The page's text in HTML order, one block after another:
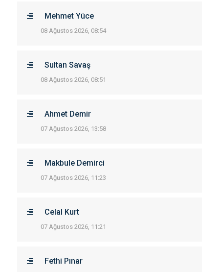
Mehmet Yüce
08 Ağustos 2026, 08:54
Sultan Savaş
08 Ağustos 2026, 08:51
Ahmet Demir
07 Ağustos 2026, 13:58
Makbule Demirci
07 Ağustos 2026, 11:23
Celal Kurt
07 Ağustos 2026, 11:21
Fethi Pınar